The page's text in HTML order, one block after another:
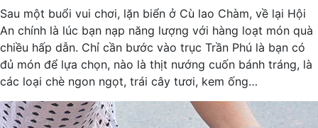
Sau một buổi vui chơi, lặn biển ở Cù lao Chàm, về lại Hội
An chính là lúc bạn nạp năng lượng với hàng loạt món quà
chiều hấp dẫn. Chỉ cần bước vào trục Trần Phú là bạn có
đủ món để lựa chọn, nào là thịt nướng cuốn bánh tráng, là
các loại chè ngon ngọt, trái cây tươi, kem ống…